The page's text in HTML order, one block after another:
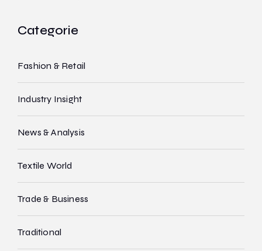
Categorie
Fashion & Retail
Industry Insight
News & Analysis
Textile World
Trade & Business
Traditional